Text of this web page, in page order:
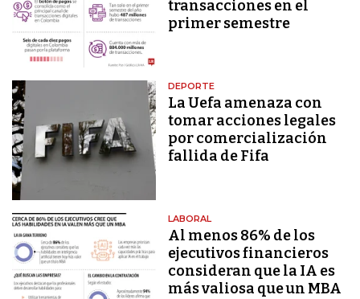
transacciones en el
primer semestre
DEPORTE
La Uefa amenaza con
tomar acciones legales
por comercialización
fallida de Fifa
LABORAL
Al menos 86% de los
ejecutivos financieros
consideran que la IA es
más valiosa que un MBA